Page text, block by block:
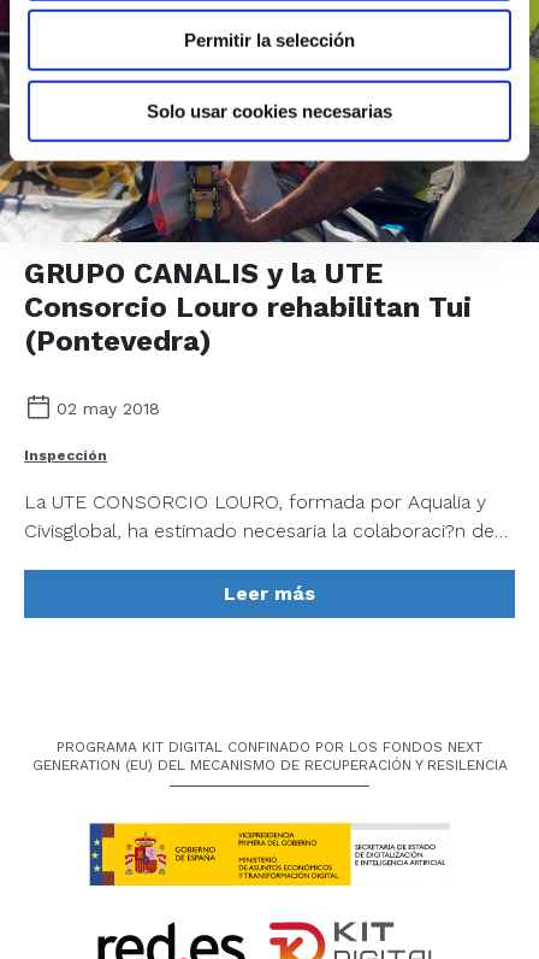
Permitir la selección
Solo usar cookies necesarias
GRUPO CANALIS y la UTE
Consorcio Louro rehabilitan Tui
(Pontevedra)
02 may 2018
Inspección
La UTE CONSORCIO LOURO, formada por Aqualia y
Civisglobal, ha estimado necesaria la colaboraci?n de
y rehabilitaci?n de un importante tramo que da acceso
a la ciudad de Tui (Pontevedra).
Leer más
PROGRAMA KIT DIGITAL CONFINADO POR LOS FONDOS NEXT
GENERATION (EU) DEL MECANISMO DE RECUPERACIÓN Y RESILENCIA